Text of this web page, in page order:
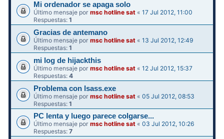
Mi ordenador se apaga solo
Último mensaje pormsc hotline sat «17 Jul 2012, 11:00
Respuestas:1
Gracias de antemano
Último mensaje pormsc hotline sat «13 Jul 2012, 12:49
Respuestas:1
mi log de hijackthis
Último mensaje pormsc hotline sat «12 Jul 2012, 15:37
Respuestas:4
Problema con lsass.exe
Último mensaje pormsc hotline sat «05 Jul 2012, 08:53
Respuestas:1
PC lenta y luego parece colgarse...
Último mensaje pormsc hotline sat «03 Jul 2012, 10:26
Respuestas:7